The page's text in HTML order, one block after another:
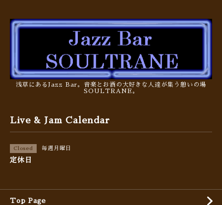
浅草にあるJazz Bar。音楽とお酒の大好きな人達が集う憩いの場
SOULTRANE。
Live & Jam Calendar
Closed 毎週月曜日
定休日
Top Page